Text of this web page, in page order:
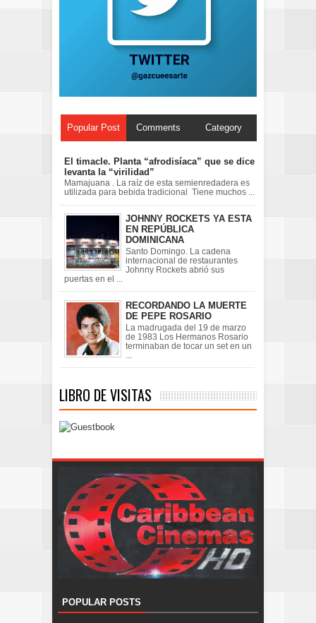
Popular Post Comments Category
El timacle. Planta “afrodisíaca” que se dice
levanta la “virilidad”
Mamajuana . La raíz de esta semienredadera es
utilizada para bebida tradicional Tiene muchos ...
JOHNNY ROCKETS YA ESTA
EN REPÚBLICA
DOMINICANA
Santo Domingo. La cadena
internacional de restaurantes
Johnny Rockets abrió sus
puertas en el ...
RECORDANDO LA MUERTE
DE PEPE ROSARIO
La madrugada del 19 de marzo
de 1983 Los Hermanos Rosario
terminaban de tocar un set en un
LIBRO DE VISITAS
POPULAR POSTS